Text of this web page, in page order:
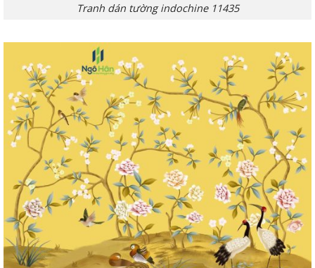
Tranh dán tường indochine 11435